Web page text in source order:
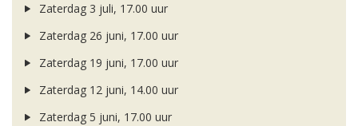
Zaterdag 3 juli, 17.00 uur
Zaterdag 26 juni, 17.00 uur
Zaterdag 19 juni, 17.00 uur
Zaterdag 12 juni, 14.00 uur
Zaterdag 5 juni, 17.00 uur